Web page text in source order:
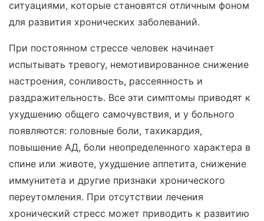
ситуациями, которые становятся отличным фоном
для развития хронических заболеваний.
При постоянном стрессе человек начинает
испытывать тревогу, немотивированное снижение
настроения, сонливость, рассеянность и
раздражительность. Все эти симптомы приводят к
ухудшению общего самочувствия, и у больного
появляются: головные боли, тахикардия,
повышение АД, боли неопределенного характера в
спине или животе, ухудшение аппетита, снижение
иммунитета и другие признаки хронического
переутомления. При отсутствии лечения
хронический стресс может приводить к развитию